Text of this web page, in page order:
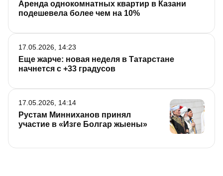
Аренда однокомнатных квартир в Казани
подешевела более чем на 10%
Еще жарче: новая неделя в Татарстане
начнется с +33 градусов
17.05.2026, 14:23
Рустам Минниханов принял
участие в «Изге Болгар жыены»
17.05.2026, 14:14